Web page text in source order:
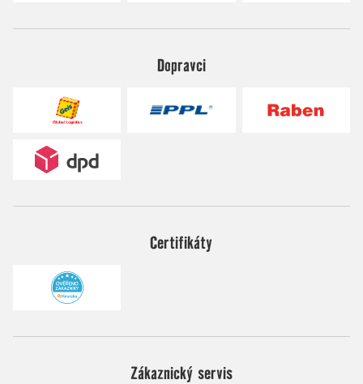
Dopravci
Certifikáty
Zákaznický servis